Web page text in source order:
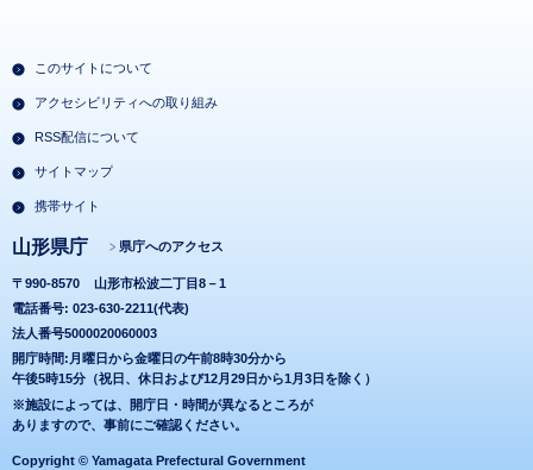
このサイトについて
アクセシビリティへの取り組み
RSS配信について
サイトマップ
携帯サイト
山形県庁 県庁へのアクセス
〒990-8570
山形市松波二丁目8－1
電話番号: 023-630-2211(代表)
法人番号5000020060003
開庁時間:月曜日から金曜日の午前8時30分から
午後5時15分（祝日、休日および12月29日から1月3日を除く）
※施設によっては、開庁日・時間が異なるところが
ありますので、事前にご確認ください。
Copyright © Yamagata Prefectural Government